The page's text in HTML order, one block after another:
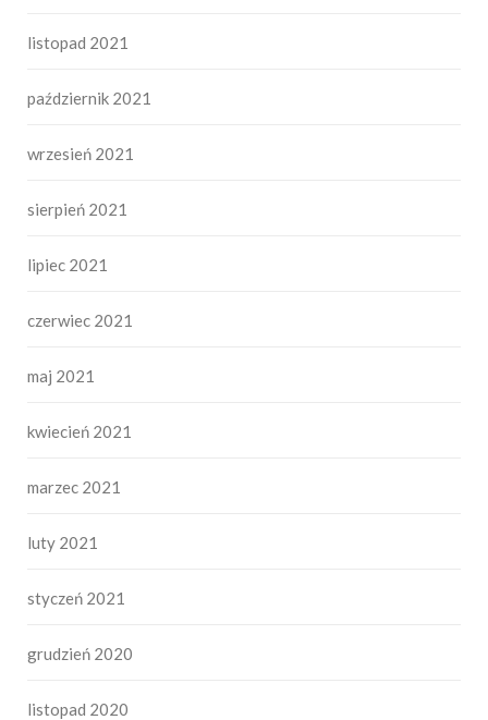
listopad 2021
październik 2021
wrzesień 2021
sierpień 2021
lipiec 2021
czerwiec 2021
maj 2021
kwiecień 2021
marzec 2021
luty 2021
styczeń 2021
grudzień 2020
listopad 2020